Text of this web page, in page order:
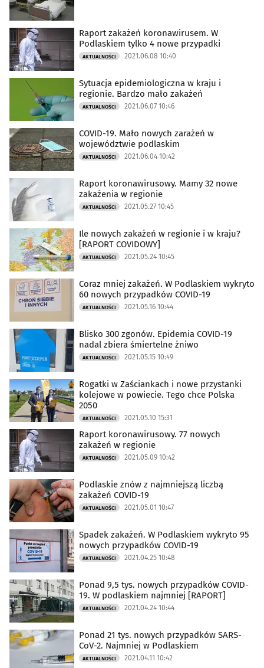
Raport zakażeń koronawirusem. W
Podlaskiem tylko 4 nowe przypadki
AKTUALNOŚCI 2021.06.08 10:40
Sytuacja epidemiologiczna w kraju i
regionie. Bardzo mało zakażeń
AKTUALNOŚCI 2021.06.07 10:46
COVID-19. Mało nowych zarażeń w
województwie podlaskim
AKTUALNOŚCI 2021.06.04 10:42
Raport koronawirusowy. Mamy 32 nowe
zakażenia w regionie
AKTUALNOŚCI 2021.05.27 10:45
Ile nowych zakażeń w regionie i w kraju?
[RAPORT COVIDOWY]
AKTUALNOŚCI 2021.05.24 10:45
Coraz mniej zakażeń. W Podlaskiem wykryto
60 nowych przypadków COVID-19
AKTUALNOŚCI 2021.05.16 10:44
Blisko 300 zgonów. Epidemia COVID-19
nadal zbiera śmiertelne żniwo
AKTUALNOŚCI 2021.05.15 10:49
Rogatki w Zaściankach i nowe przystanki
kolejowe w powiecie. Tego chce Polska
2050
AKTUALNOŚCI 2021.05.10 15:31
Raport koronawirusowy. 77 nowych
zakażeń w regionie
AKTUALNOŚCI 2021.05.09 10:42
Podlaskie znów z najmniejszą liczbą
zakażeń COVID-19
AKTUALNOŚCI 2021.05.01 10:47
Spadek zakażeń. W Podlaskiem wykryto 95
nowych przypadków COVID-19
AKTUALNOŚCI 2021.04.25 10:48
Ponad 9,5 tys. nowych przypadków COVID-
19. W podlaskiem najmniej [RAPORT]
AKTUALNOŚCI 2021.04.24 10:44
Ponad 21 tys. nowych przypadków SARS-
CoV-2. Najmniej w Podlaskiem
AKTUALNOŚCI 2021.04.11 10:42